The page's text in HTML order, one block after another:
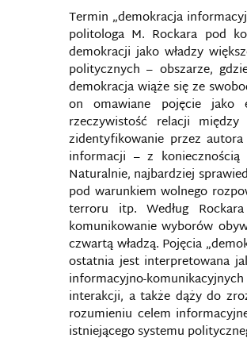
Termin „demokracja
politologa M. Rockara pod
demokracji jako władzy
politycznych – obszarze,
demokracja wiąże się ze
on omawiane pojęcie jako
rzeczywistość relacji
zidentyfikowanie przez
informacji – z koniecznością
Naturalnie, najbardziej
pod warunkiem wolnego
terroru itp. Według
komunikowanie wyborów
czwartą władzą. Pojęcia
ostatnia jest interpretowana
informacyjno-
interakcji, a także dąży do
rozumieniu celem
istniejącego systemu